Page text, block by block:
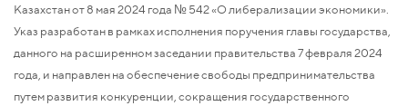
Казахстан от 8 мая 2024 года № 542 «О либерализации экономики».
Указ разработан в рамках исполнения поручения главы государства,
данного на расширенном заседании правительства 7 февраля 2024
года, и направлен на обеспечение свободы предпринимательства
путем развития конкуренции, сокращения государственного